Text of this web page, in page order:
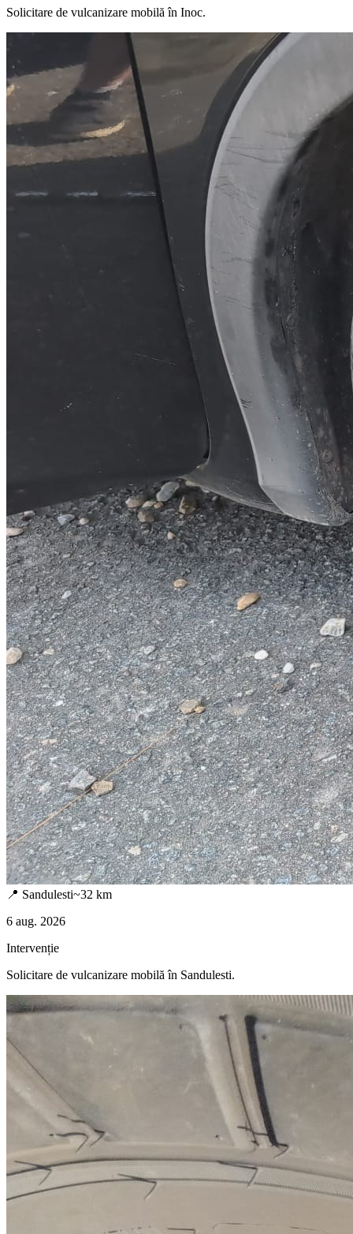
Solicitare de vulcanizare mobilă în Inoc.
📍 Sandulesti~32 km
6 aug. 2026
Intervenție
Solicitare de vulcanizare mobilă în Sandulesti.